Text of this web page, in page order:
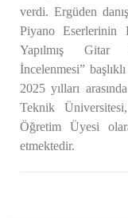
verdi. Ergüden
Piyano Eserlerinin
Yapılmış Gitar
İncelenmesi”
2025 yılları
Teknik
Öğretim Üyesi
etmektedir.